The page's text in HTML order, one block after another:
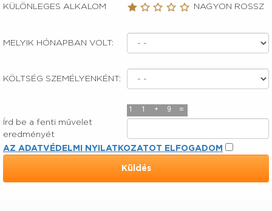
KÜLÖNLEGES ALKALOM
NAGYON ROSSZ
MELYIK HÓNAPBAN VOLT:
KÖLTSÉG SZEMÉLYENKÉNT:
Írd be a fenti művelet
eredményét
AZ ADATVÉDELMI NYILATKOZATOT ELFOGADOM